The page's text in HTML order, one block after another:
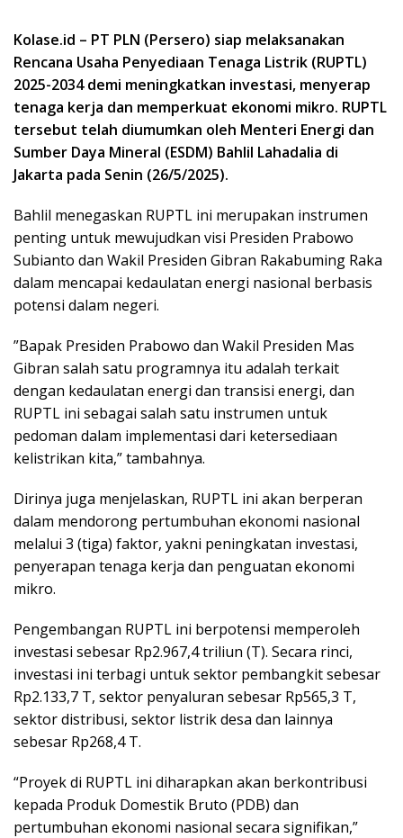
Kolase.id – PT PLN (Persero) siap melaksanakan
Rencana Usaha Penyediaan Tenaga Listrik (RUPTL)
2025-2034 demi meningkatkan investasi, menyerap
tenaga kerja dan memperkuat ekonomi mikro. RUPTL
tersebut telah diumumkan oleh Menteri Energi dan
Sumber Daya Mineral (ESDM) Bahlil Lahadalia di
Jakarta pada Senin (26/5/2025).
Bahlil menegaskan RUPTL ini merupakan instrumen
penting untuk mewujudkan visi Presiden Prabowo
Subianto dan Wakil Presiden Gibran Rakabuming Raka
dalam mencapai kedaulatan energi nasional berbasis
potensi dalam negeri.
”Bapak Presiden Prabowo dan Wakil Presiden Mas
Gibran salah satu programnya itu adalah terkait
dengan kedaulatan energi dan transisi energi, dan
RUPTL ini sebagai salah satu instrumen untuk
pedoman dalam implementasi dari ketersediaan
kelistrikan kita,” tambahnya.
Dirinya juga menjelaskan, RUPTL ini akan berperan
dalam mendorong pertumbuhan ekonomi nasional
melalui 3 (tiga) faktor, yakni peningkatan investasi,
penyerapan tenaga kerja dan penguatan ekonomi
mikro.
Pengembangan RUPTL ini berpotensi memperoleh
investasi sebesar Rp2.967,4 triliun (T). Secara rinci,
investasi ini terbagi untuk sektor pembangkit sebesar
Rp2.133,7 T, sektor penyaluran sebesar Rp565,3 T,
sektor distribusi, sektor listrik desa dan lainnya
sebesar Rp268,4 T.
“Proyek di RUPTL ini diharapkan akan berkontribusi
kepada Produk Domestik Bruto (PDB) dan
pertumbuhan ekonomi nasional secara signifikan,”